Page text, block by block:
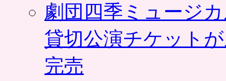
劇団四季ミュージ
貸切公演チケット
完売